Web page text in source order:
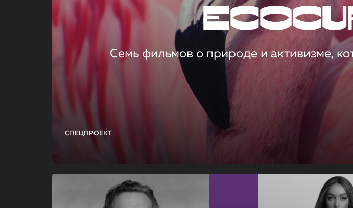
СПЕЦПРОЕКТ
Семь фильмов о природе и активизме,